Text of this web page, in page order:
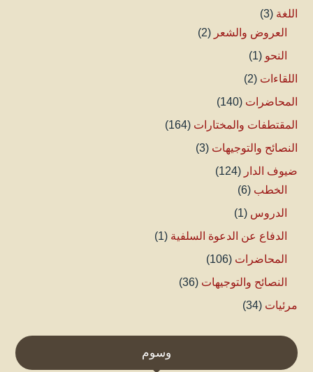
اللغة (3)
العروض والشعر (2)
النحو (1)
اللقاءات (2)
المحاضرات (140)
المقتطفات والمختارات (164)
النصائح والتوجيهات (3)
ضيوف الدار (124)
الخطب (6)
الدروس (1)
الدفاع عن الدعوة السلفية (1)
المحاضرات (106)
النصائح والتوجيهات (36)
مرئيات (34)
وسوم